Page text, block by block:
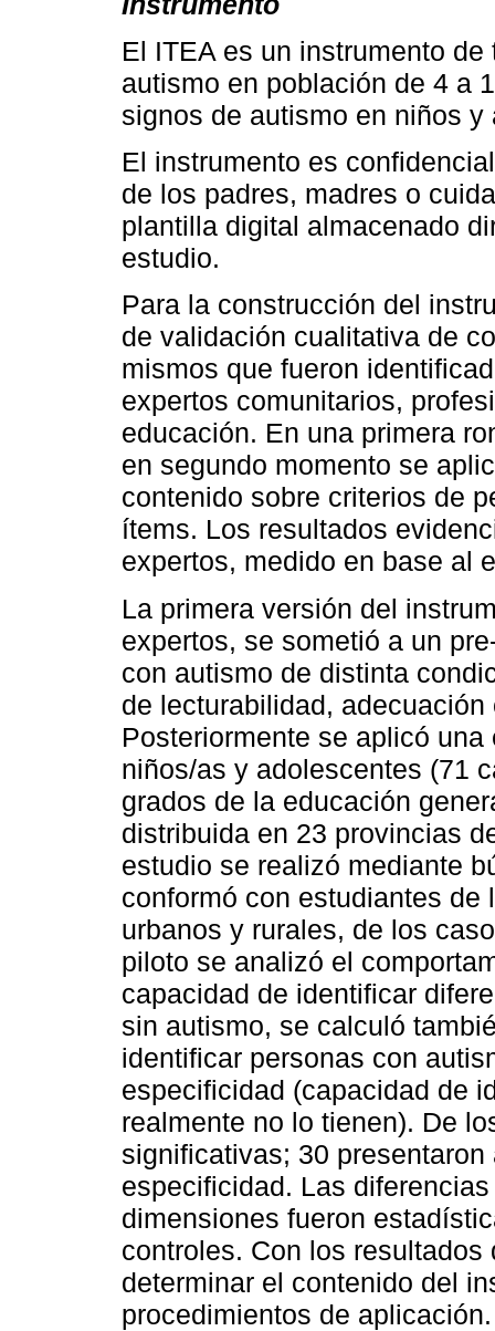
El ITEA es un instrumento
autismo en población de 4 a
signos de autismo en niños y
El instrumento es
de los padres, madres o
plantilla digital almacenado
estudio.
Para la construcción del
de validación cualitativa de
mismos que fueron
expertos comunitarios,
educación. En una primera
en segundo momento se
contenido sobre criterios de
ítems. Los resultados
expertos, medido en base al
La primera versión del
expertos, se sometió a un
con autismo de distinta
de lecturabilidad,
Posteriormente se aplicó
niños/as y adolescentes (71
grados de la educación
distribuida en 23 provincias
estudio se realizó mediante
conformó con estudiantes
urbanos y rurales, de los
piloto se analizó el
capacidad de identificar
sin autismo, se calculó
identificar personas con
especificidad (capacidad de
realmente no lo tienen). De
significativas; 30
especificidad. Las
dimensiones fueron
controles. Con los
determinar el contenido del
procedimientos de aplicación.